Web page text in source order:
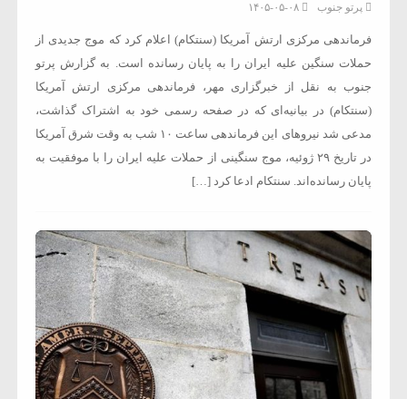
پرتو جنوب ۱۴۰۵-۰۵-۰۸
فرماندهی مرکزی ارتش آمریکا (سنتکام) اعلام کرد که موج جدیدی از
حملات سنگین علیه ایران را به پایان رسانده است. به گزارش پرتو
جنوب به نقل از خبرگزاری مهر، فرماندهی مرکزی ارتش آمریکا
(سنتکام) در بیانیه‌ای که در صفحه رسمی خود به اشتراک گذاشت،
مدعی شد نیروهای این فرماندهی ساعت ۱۰ شب به وقت شرق آمریکا
در تاریخ ۲۹ ژوئیه، موج سنگینی از حملات علیه ایران را با موفقیت به
پایان رسانده‌اند. سنتکام ادعا کرد […]